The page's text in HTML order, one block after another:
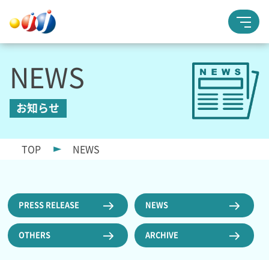
NEWS
お知らせ
TOP NEWS
PRESS RELEASE NEWS
OTHERS ARCHIVE